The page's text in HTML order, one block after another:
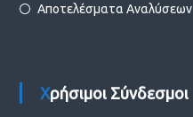
Αποτελέσματα Αναλύσεων
Χρήσιμοι Σύνδεσμοι